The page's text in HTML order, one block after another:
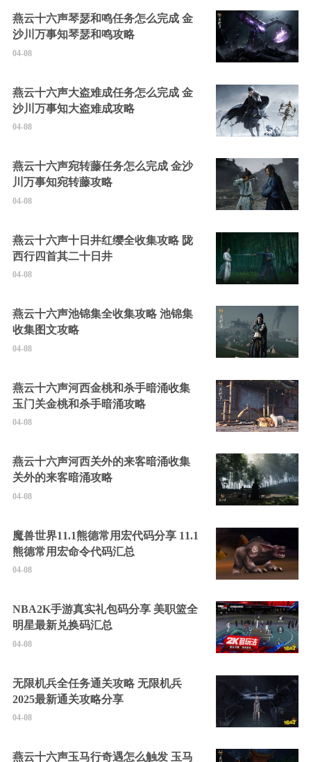
燕云十六声琴瑟和鸣任务怎么完成 金
沙川万事知琴瑟和鸣攻略
04-08
燕云十六声大盗难成任务怎么完成 金
沙川万事知大盗难成攻略
04-08
燕云十六声宛转藤任务怎么完成 金沙
川万事知宛转藤攻略
04-08
燕云十六声十日井红缨全收集攻略 陇
西行四首其二十日井
04-08
燕云十六声池锦集全收集攻略 池锦集
收集图文攻略
04-08
燕云十六声河西金桃和杀手暗涌收集
玉门关金桃和杀手暗涌攻略
04-08
燕云十六声河西关外的来客暗涌收集
关外的来客暗涌攻略
04-08
魔兽世界11.1熊德常用宏代码分享 11.1
熊德常用宏命令代码汇总
04-08
NBA2K手游真实礼包码分享 美职篮全
明星最新兑换码汇总
04-08
无限机兵全任务通关攻略 无限机兵
2025最新通关攻略分享
04-08
燕云十六声玉马行奇遇怎么触发 玉马